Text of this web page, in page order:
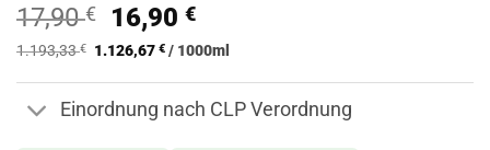
17,90€
Ursprünglicher
Preis
17,90 €
16,90€Aktueller
Preis
16,90 €.
1.193,33€ 1.126,67€ / 1000ml
Einordnung nach CLP Verordnung